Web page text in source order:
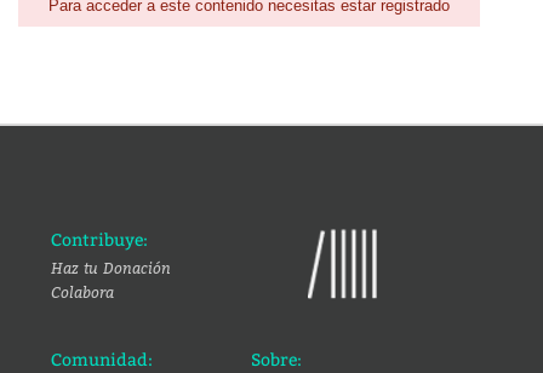
Para acceder a este contenido necesitas estar registrado
Contribuye:
Haz tu Donación
Colabora
Comunidad: Sobre: